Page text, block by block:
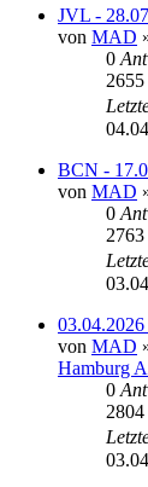
JVL -
von MAD
0
2655
BCN -
von MAD
0
2763
von MAD
Hamburg
0
2804